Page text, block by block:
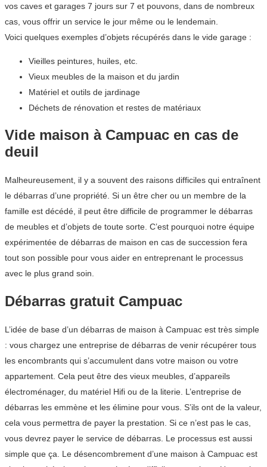
vos caves et garages 7 jours sur 7 et pouvons, dans de nombreux
cas, vous offrir un service le jour même ou le lendemain.
Voici quelques exemples d’objets récupérés dans le vide garage :
Vieilles peintures, huiles, etc.
Vieux meubles de la maison et du jardin
Matériel et outils de jardinage
Déchets de rénovation et restes de matériaux
Vide maison à Campuac en cas de
deuil
Malheureusement, il y a souvent des raisons difficiles qui entraînent
le débarras d’une propriété. Si un être cher ou un membre de la
famille est décédé, il peut être difficile de programmer le débarras
de meubles et d’objets de toute sorte. C’est pourquoi notre équipe
expérimentée de débarras de maison en cas de succession fera
tout son possible pour vous aider en entreprenant le processus
avec le plus grand soin.
Débarras gratuit Campuac
L’idée de base d’un débarras de maison à Campuac est très simple
: vous chargez une entreprise de débarras de venir récupérer tous
les encombrants qui s’accumulent dans votre maison ou votre
appartement. Cela peut être des vieux meubles, d’appareils
électroménager, du matériel Hifi ou de la literie. L’entreprise de
débarras les emmène et les élimine pour vous. S’ils ont de la valeur,
cela vous permettra de payer la prestation. Si ce n’est pas le cas,
vous devrez payer le service de débarras. Le processus est aussi
simple que ça. Le désencombrement d’une maison à Campuac est